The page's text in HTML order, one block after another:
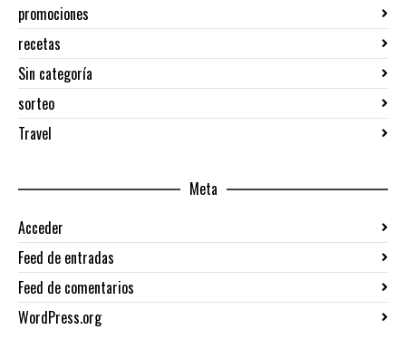
promociones
recetas
Sin categoría
sorteo
Travel
Meta
Acceder
Feed de entradas
Feed de comentarios
WordPress.org